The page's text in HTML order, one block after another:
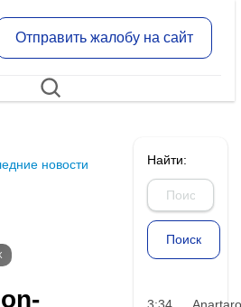
Отправить жалобу на сайт
новости Найти: